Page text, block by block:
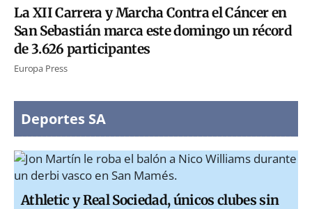
La XII Carrera y Marcha Contra el Cáncer en
San Sebastián marca este domingo un récord
de 3.626 participantes
Europa Press
Deportes SA
Athletic y Real Sociedad, únicos clubes sin